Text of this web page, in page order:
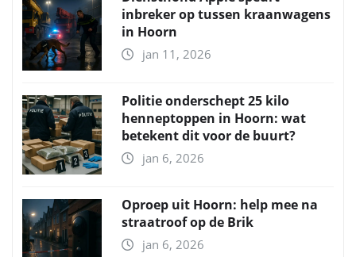
inbreker op tussen kraanwagens
in Hoorn
jan 11, 2026
Politie onderschept 25 kilo
henneptoppen in Hoorn: wat
betekent dit voor de buurt?
jan 6, 2026
Oproep uit Hoorn: help mee na
straatroof op de Brik
jan 6, 2026